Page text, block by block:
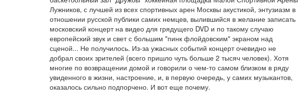
Лужников, с лучшей из всех спортивных арен Москвы акустикой, энтузиазм в
отношении русской публики самих немцев, вылившийся в желание записать
московский концерт на видео для грядущего DVD и по такому случаю
европейский звук и свет с большим "пинк флойдовским" экраном над
сценой... Не получилось. Из-за ужасных событий концерт очевидно не
добрал своих зрителей (всего пришло чуть больше 2 тысяч человек). Хотя
многие по возвращении домой и говорили о чем-то самом близком в ряду
увиденного в жизни, настроение, и, в первую очередь, у самих музыкантов,
оказалось сильно подпорчено. И вот еще почему.